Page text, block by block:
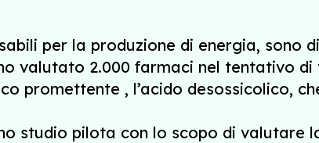
per la produzione di energia, sono
valutato 2.000 farmaci nel tentativo
promettente , l’acido desossicolico,
studio pilota con lo scopo di valutare